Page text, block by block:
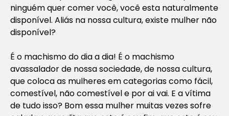
ninguém quer comer você, você esta naturalmente
disponível. Aliás na nossa cultura, existe mulher não
disponível?
É o machismo do dia a dia! É o machismo
avassalador de nossa sociedade, de nossa cultura,
que coloca as mulheres em categorias como fácil,
comestível, não comestível e por ai vai. E a vítima
de tudo isso? Bom essa mulher muitas vezes sofre